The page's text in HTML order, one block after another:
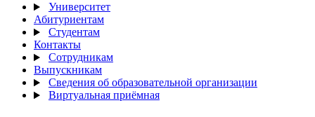
Университет
Абитуриентам
Студентам
Контакты
Сотрудникам
Выпускникам
Сведения об образовательной организации
Виртуальная приёмная